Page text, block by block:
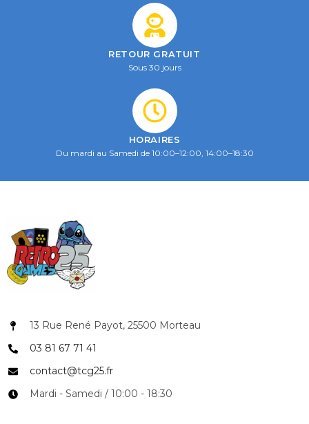
RETOUR GRATUIT
Sous 30 jours
HORAIRES
Du mardi au Samedi de 10:00–12:00, 14:00–18:30
13 Rue René Payot, 25500 Morteau
03 81 67 71 41
contact@tcg25.fr
Mardi - Samedi / 10:00 - 18:30